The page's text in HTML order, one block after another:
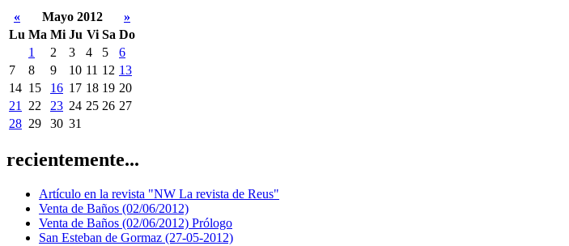
« Mayo 2012
»
Lu Ma Mi Ju Vi Sa Do
1
2 3 4 5
6
7
8 9 10 11 12 13
14 15 16 17 18 19 20
21
22 23 24 25 26 27
28 29 30 31
recientemente...
Artículo en la revista "NW La revista de Reus"
Venta de Baños (02/06/2012)
Venta de Baños (02/06/2012) Prólogo
San Esteban de Gormaz (27-05-2012)